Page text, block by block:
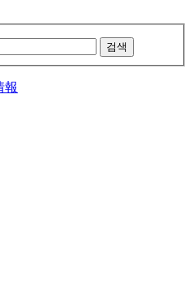
검색
報